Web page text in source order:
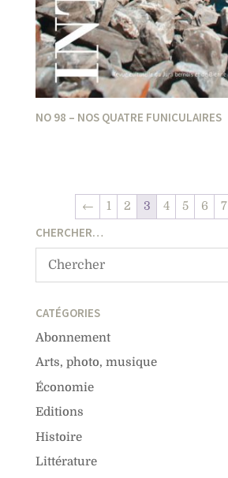
NO 98 – NOS QUATRE FUNICULAIRES
← 1 2 3 4 5 6 7
CHERCHER…
CATÉGORIES
Abonnement
Arts, photo, musique
Économie
Editions
Histoire
Littérature